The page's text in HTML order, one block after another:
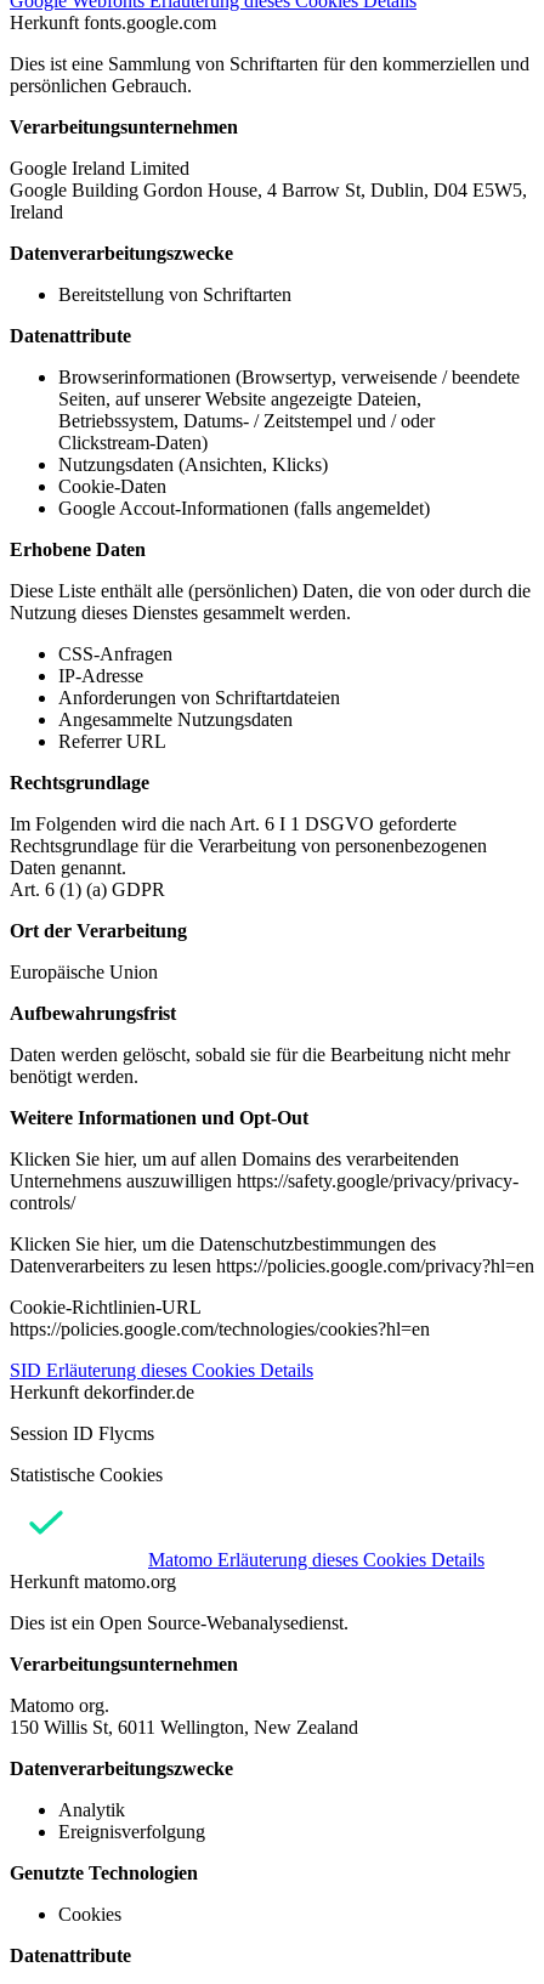
Herkunft fonts.google.com
Dies ist eine Sammlung von Schriftarten für den kommerziellen und
persönlichen Gebrauch.
Verarbeitungsunternehmen
Google Ireland Limited
Google Building Gordon House, 4 Barrow St, Dublin, D04 E5W5,
Ireland
Datenverarbeitungszwecke
Bereitstellung von Schriftarten
Datenattribute
Browserinformationen (Browsertyp, verweisende / beendete
Seiten, auf unserer Website angezeigte Dateien,
Betriebssystem, Datums- / Zeitstempel und / oder
Clickstream-Daten)
Nutzungsdaten (Ansichten, Klicks)
Cookie-Daten
Google Accout-Informationen (falls angemeldet)
Erhobene Daten
Diese Liste enthält alle (persönlichen) Daten, die von oder durch die
Nutzung dieses Dienstes gesammelt werden.
CSS-Anfragen
IP-Adresse
Anforderungen von Schriftartdateien
Angesammelte Nutzungsdaten
Referrer URL
Rechtsgrundlage
Im Folgenden wird die nach Art. 6 I 1 DSGVO geforderte
Rechtsgrundlage für die Verarbeitung von personenbezogenen
Daten genannt.
Art. 6 (1) (a) GDPR
Ort der Verarbeitung
Europäische Union
Aufbewahrungsfrist
Daten werden gelöscht, sobald sie für die Bearbeitung nicht mehr
benötigt werden.
Weitere Informationen und Opt-Out
Klicken Sie hier, um auf allen Domains des verarbeitenden
Unternehmens auszuwilligen https://safety.google/privacy/privacy-
controls/
Klicken Sie hier, um die Datenschutzbestimmungen des
Datenverarbeiters zu lesen https://policies.google.com/privacy?hl=en
Cookie-Richtlinien-URL
https://policies.google.com/technologies/cookies?hl=en
SID Erläuterung dieses Cookies Details
Herkunft dekorfinder.de
Session ID Flycms
Statistische Cookies
Matomo Erläuterung dieses Cookies Details
Herkunft matomo.org
Dies ist ein Open Source-Webanalysedienst.
Verarbeitungsunternehmen
Matomo org.
150 Willis St, 6011 Wellington, New Zealand
Datenverarbeitungszwecke
Analytik
Ereignisverfolgung
Genutzte Technologien
Cookies
Datenattribute